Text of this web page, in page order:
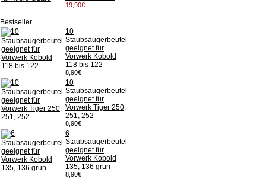
19,90€
Bestseller
10
Staubsaugerbeutel
geeignet für
Vorwerk Kobold
118 bis 122
8,90€
10
Staubsaugerbeutel
geeignet für
Vorwerk Tiger 250,
251, 252
8,90€
6
Staubsaugerbeutel
geeignet für
Vorwerk Kobold
135, 136 grün
8,90€